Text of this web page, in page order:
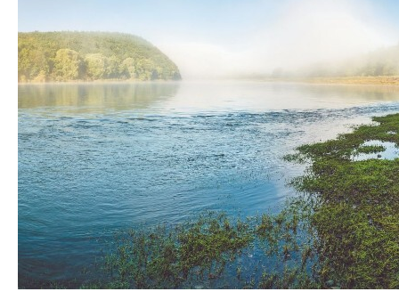
info@cifra.eco
База знаний
Календарь
отчетности
8(800)234-93-88